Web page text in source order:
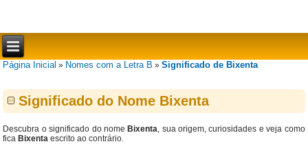
Página Inicial » Nomes com a Letra B »Significado de Bixenta
Significado do Nome Bixenta
Descubra o significado do nome Bixenta, sua origem, curiosidades e veja como
fica Bixenta escrito ao contrário.